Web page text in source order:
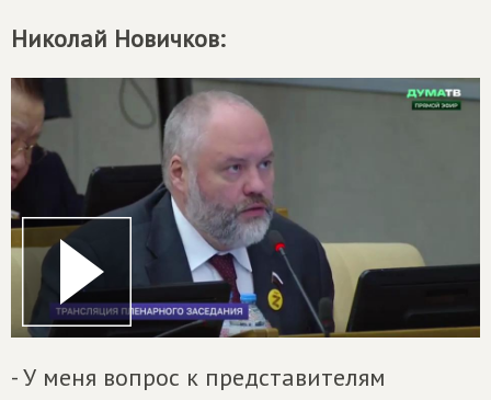
Николай Новичков:
- У меня вопрос к представителям